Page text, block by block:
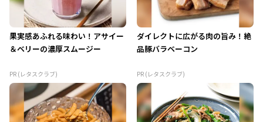
果実感あふれる味わい！アサイー
＆ベリーの濃厚スムージー
PR (レタスクラブ)
ダイレクトに広がる肉の旨み！絶
品豚バラベーコン
PR (レタスクラブ)